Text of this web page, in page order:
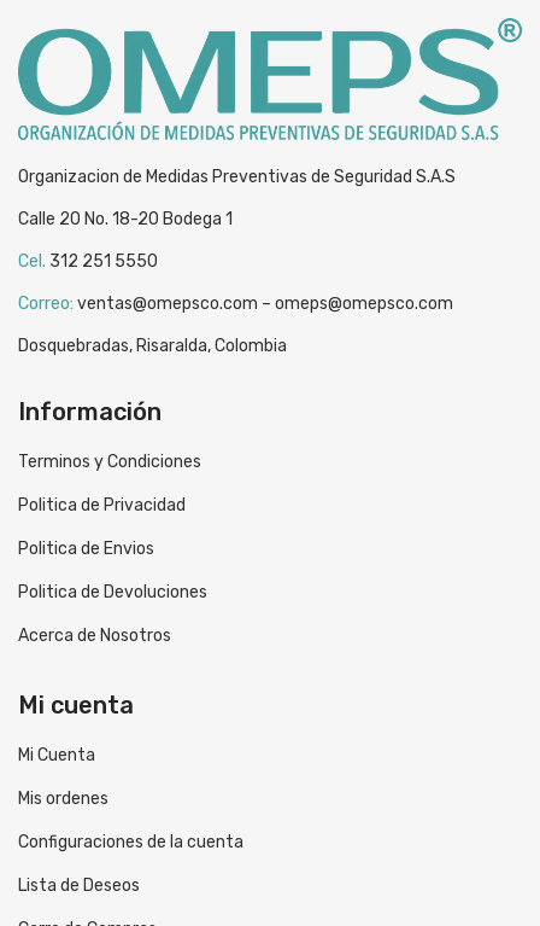
Organizacion de Medidas Preventivas de Seguridad S.A.S
Calle 20 No. 18-20 Bodega 1
Cel. 312 251 5550
Correo: ventas@omepsco.com – omeps@omepsco.com
Dosquebradas, Risaralda, Colombia
Información
Terminos y Condiciones
Politica de Privacidad
Politica de Envios
Politica de Devoluciones
Acerca de Nosotros
Mi cuenta
Mi Cuenta
Mis ordenes
Configuraciones de la cuenta
Lista de Deseos